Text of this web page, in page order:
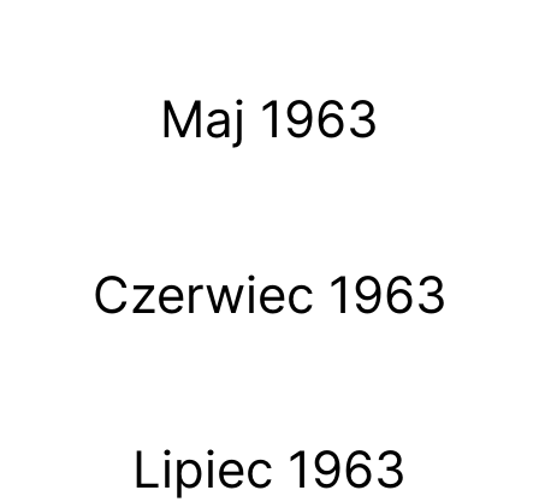
Maj 1963
Czerwiec 1963
Lipiec 1963